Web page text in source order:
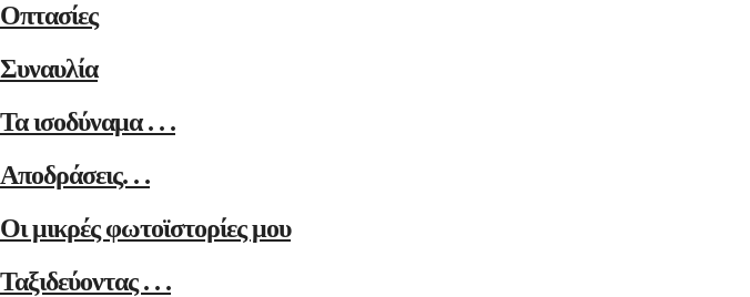
Οπτασίες
Συναυλία
Τα ισοδύναμα . . .
Αποδράσεις. . .
Οι μικρές φωτοϊστορίες μου
Ταξιδεύοντας . . .